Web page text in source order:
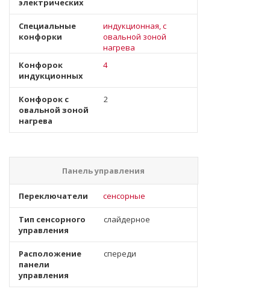
электрических
Специальные
конфорки
индукционная, с
овальной зоной
нагрева
Конфорок
индукционных
4
Конфорок с
овальной зоной
нагрева
2
Панель управления
Переключатели сенсорные
Тип сенсорного
управления
слайдерное
Расположение
панели
управления
спереди